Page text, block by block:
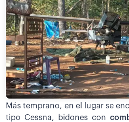
Más temprano, en el lugar se
tipo Cessna, bidones con